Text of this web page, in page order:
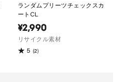
ランダムプリーツチェックスカ
ートCL
¥2,990
リサイクル素材
5 (2)